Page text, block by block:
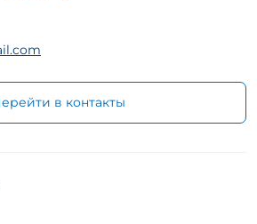
в контакты